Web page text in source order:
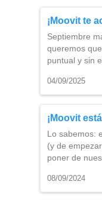
¡Moovit te
Septiembre
queremos
puntual y sin
04/09/2025
¡Moovit
Lo sabemos:
(y de
poner de
08/09/2024